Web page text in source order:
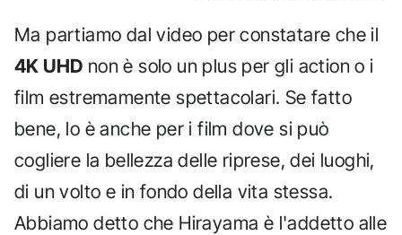
Ma partiamo dal video per constatare che il
4K UHD non è solo un plus per gli action o i
film estremamente spettacolari. Se fatto
bene, lo è anche per i film dove si può
cogliere la bellezza delle riprese, dei luoghi,
di un volto e in fondo della vita stessa.
Abbiamo detto che Hirayama è l'addetto alle